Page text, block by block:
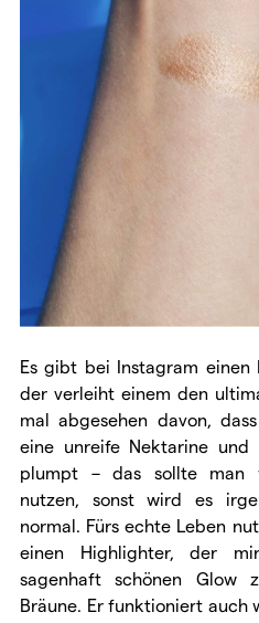
Es gibt bei Instagram einen
der verleiht einem den
mal abgesehen davon,
eine unreife Nektarine
plumpt – das sollte man
nutzen, sonst wird es
normal. Fürs echte Leben
einen Highlighter, der
sagenhaft schönen Glow
Bräune. Er funktioniert auch